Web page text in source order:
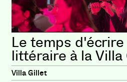
Le temps
littéraire à la Villa
Villa Gillet